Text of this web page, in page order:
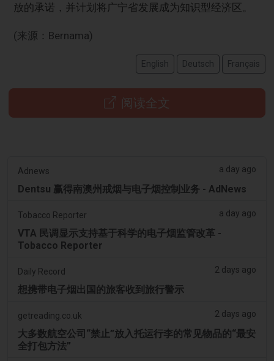
放的承诺，并计划将广宁省发展成为知识型经济区。
(来源：Bernama)
English Deutsch Français
阅读全文
Adnews a day ago
Dentsu 赢得南澳州戒烟与电子烟控制业务 - AdNews
Tobacco Reporter a day ago
VTA 民调显示支持基于科学的电子烟监管改革 -
Tobacco Reporter
Daily Record 2 days ago
想携带电子烟出国的旅客收到旅行警示
getreading.co.uk 2 days ago
大多数航空公司“禁止”放入托运行李的常见物品的“最安
全打包方法”